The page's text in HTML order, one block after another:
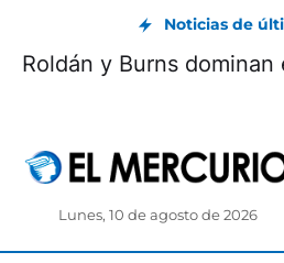
Noticias de
Roldán y Burns
Lunes, 10 de agosto de 2026